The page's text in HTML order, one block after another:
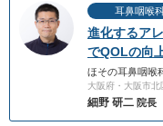
耳鼻咽喉
進化するア
でQOLの向
ほその耳鼻咽喉
大阪府・大阪市北
細野 研二 院長